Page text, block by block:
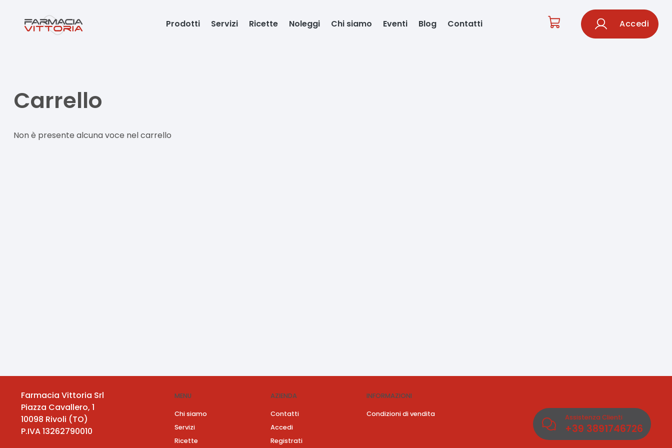
Prodotti Servizi Ricette Noleggi Chi siamo Eventi Blog Contatti Accedi
Carrello
Non è presente alcuna voce nel carrello
Farmacia Vittoria Srl
Piazza Cavallero, 1
10098 Rivoli (TO)
P.IVA13262790010
MENU
Chi siamo
Servizi
Ricette
AZIENDA
Contatti
Accedi
Registrati
INFORMAZIONI
Condizioni di vendita Assistenza Clienti
+39 3891746726